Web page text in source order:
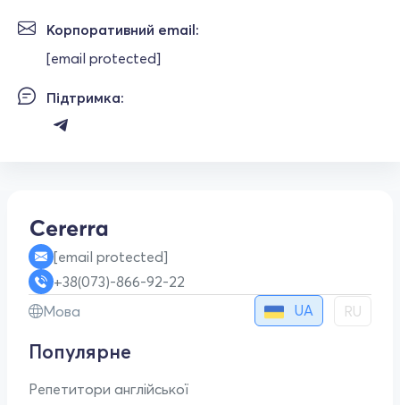
Корпоративний email:
[email protected]
Підтримка:
[email protected]
+38(073)-866-92-22
Мова
UA RU
Популярне
Репетитори англійської